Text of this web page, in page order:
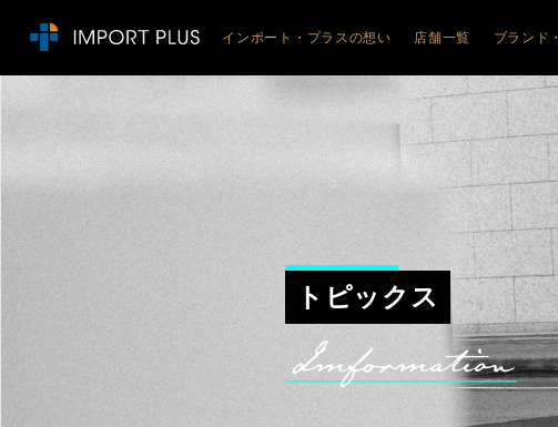
インポート・プラスの想い 店舗一覧
JEEP
ジープ札幌琴似
ジープ札幌美園
ジープ札幌清田
ジープ旭川
ジープ函館
ジープ青森
ブランド
JEEP
トピックス